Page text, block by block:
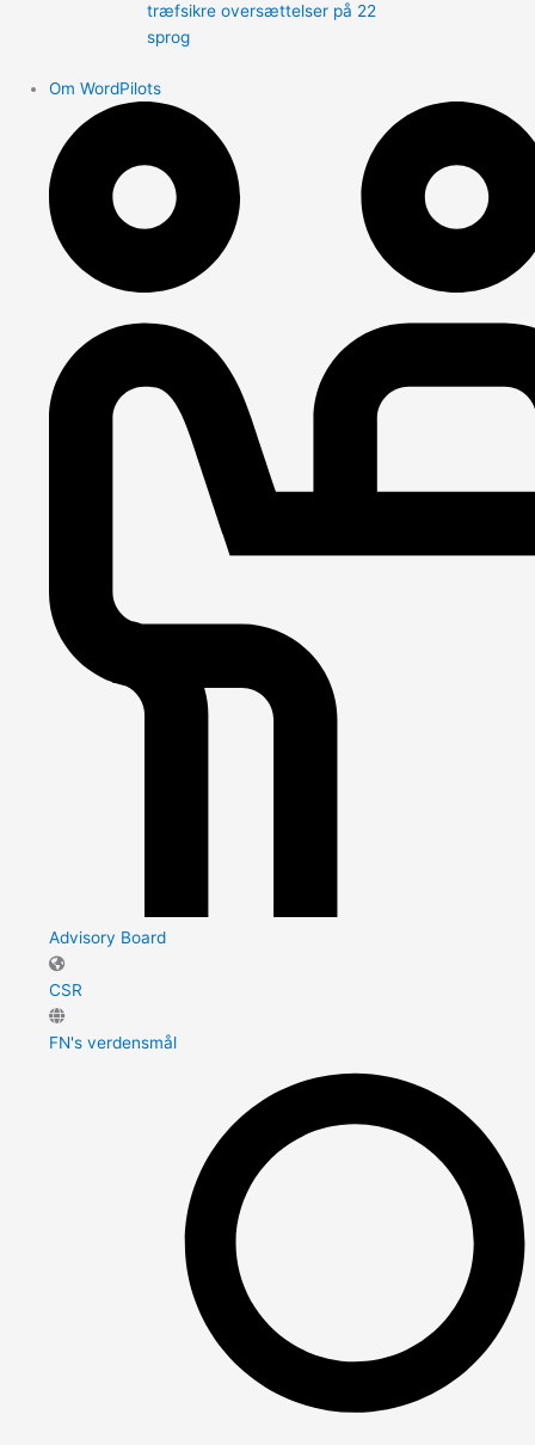
træfsikre oversættelser på 22
sprog
Om WordPilots
Advisory Board
CSR
FN's verdensmål